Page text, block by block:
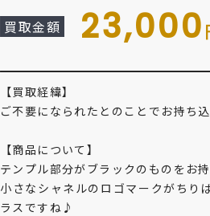
買取金額 23,000
【買取経緯】
ご不要になられたとのことでお持ち
【商品について】
テンプル部分がブラックのものをお
小さなシャネルのロゴマークがちり
ラスですね♪